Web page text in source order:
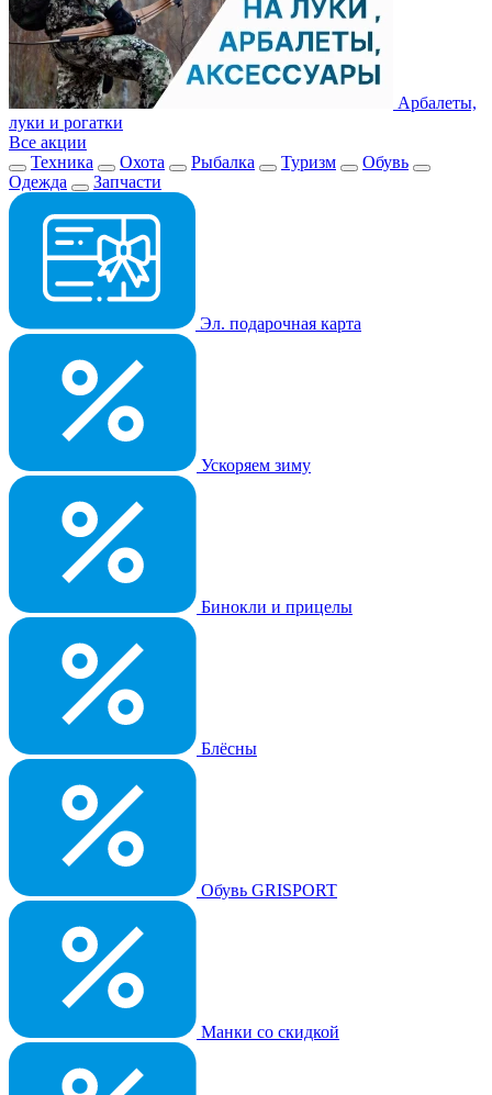
Арбалеты,
луки и рогатки
Все акции
Техника
Охота Рыбалка Туризм
Обувь
Одежда
Запчасти
Эл. подарочная карта
Ускоряем зиму
Бинокли и прицелы
Блёсны
Обувь GRISPORT
Манки со скидкой